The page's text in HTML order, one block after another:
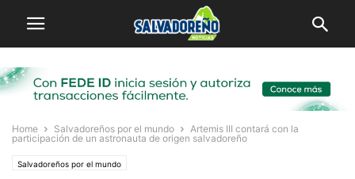
Home Salvadoreños por el mundo
Artemis III contará con la
participación de un astronauta de origen salvadoreño
Salvadoreños por el mundo